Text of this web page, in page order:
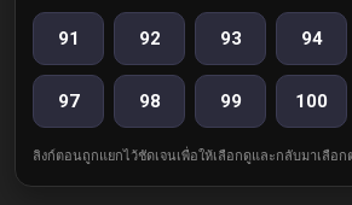
91 92 93 94
97 98 99 100
ลิงก์ตอนถูกแยกไว้ชัดเจนเพื่อให้เลือกดูและกลับมาเลือ